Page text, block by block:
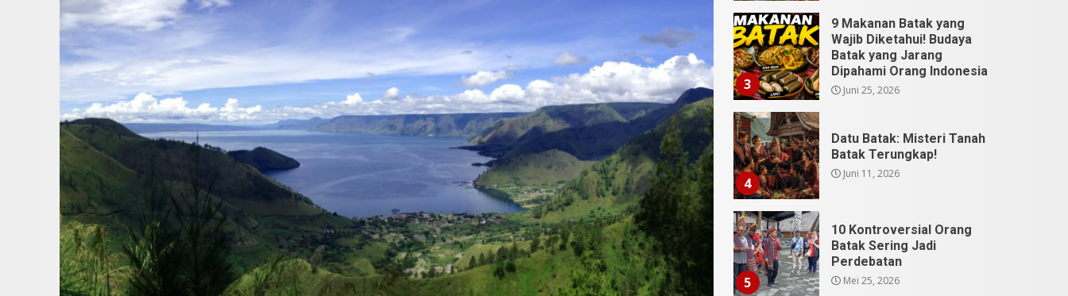
3
9 Makanan Batak yang
Wajib Diketahui! Budaya
Batak yang Jarang
Dipahami Orang Indonesia
Juni 25, 2026
4
Datu Batak: Misteri Tanah
Batak Terungkap!
Juni 11, 2026
5
10 Kontroversial Orang
Batak Sering Jadi
Perdebatan
Mei 25, 2026